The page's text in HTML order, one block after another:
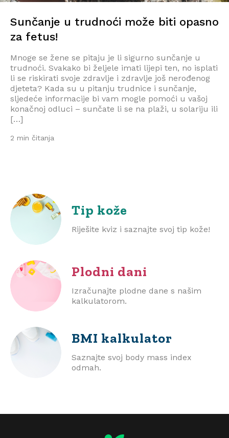
Sunčanje u trudnoći može biti opasno
za fetus!
Mnoge se žene se pitaju je li sigurno sunčanje u
trudnoći. Svakako bi željele imati lijepi ten, no isplati
li se riskirati svoje zdravlje i zdravlje još nerođenog
djeteta? Kada su u pitanju trudnice i sunčanje,
sljedeće informacije bi vam mogle pomoći u vašoj
konačnoj odluci – sunčate li se na plaži, u solariju ili
[…]
2 min čitanja
Tip kože
Riješite kviz i saznajte svoj tip kože!
Plodni dani
Izračunajte plodne dane s našim
kalkulatorom.
BMI kalkulator
Saznajte svoj body mass index
odmah.